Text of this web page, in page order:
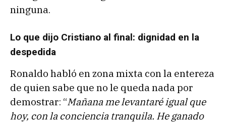
ninguna.
Lo que dijo Cristiano al final: dignidad en la
despedida
Ronaldo habló en zona mixta con la entereza
de quien sabe que no le queda nada por
demostrar: “Mañana me levantaré igual que
hoy, con la conciencia tranquila. He ganado